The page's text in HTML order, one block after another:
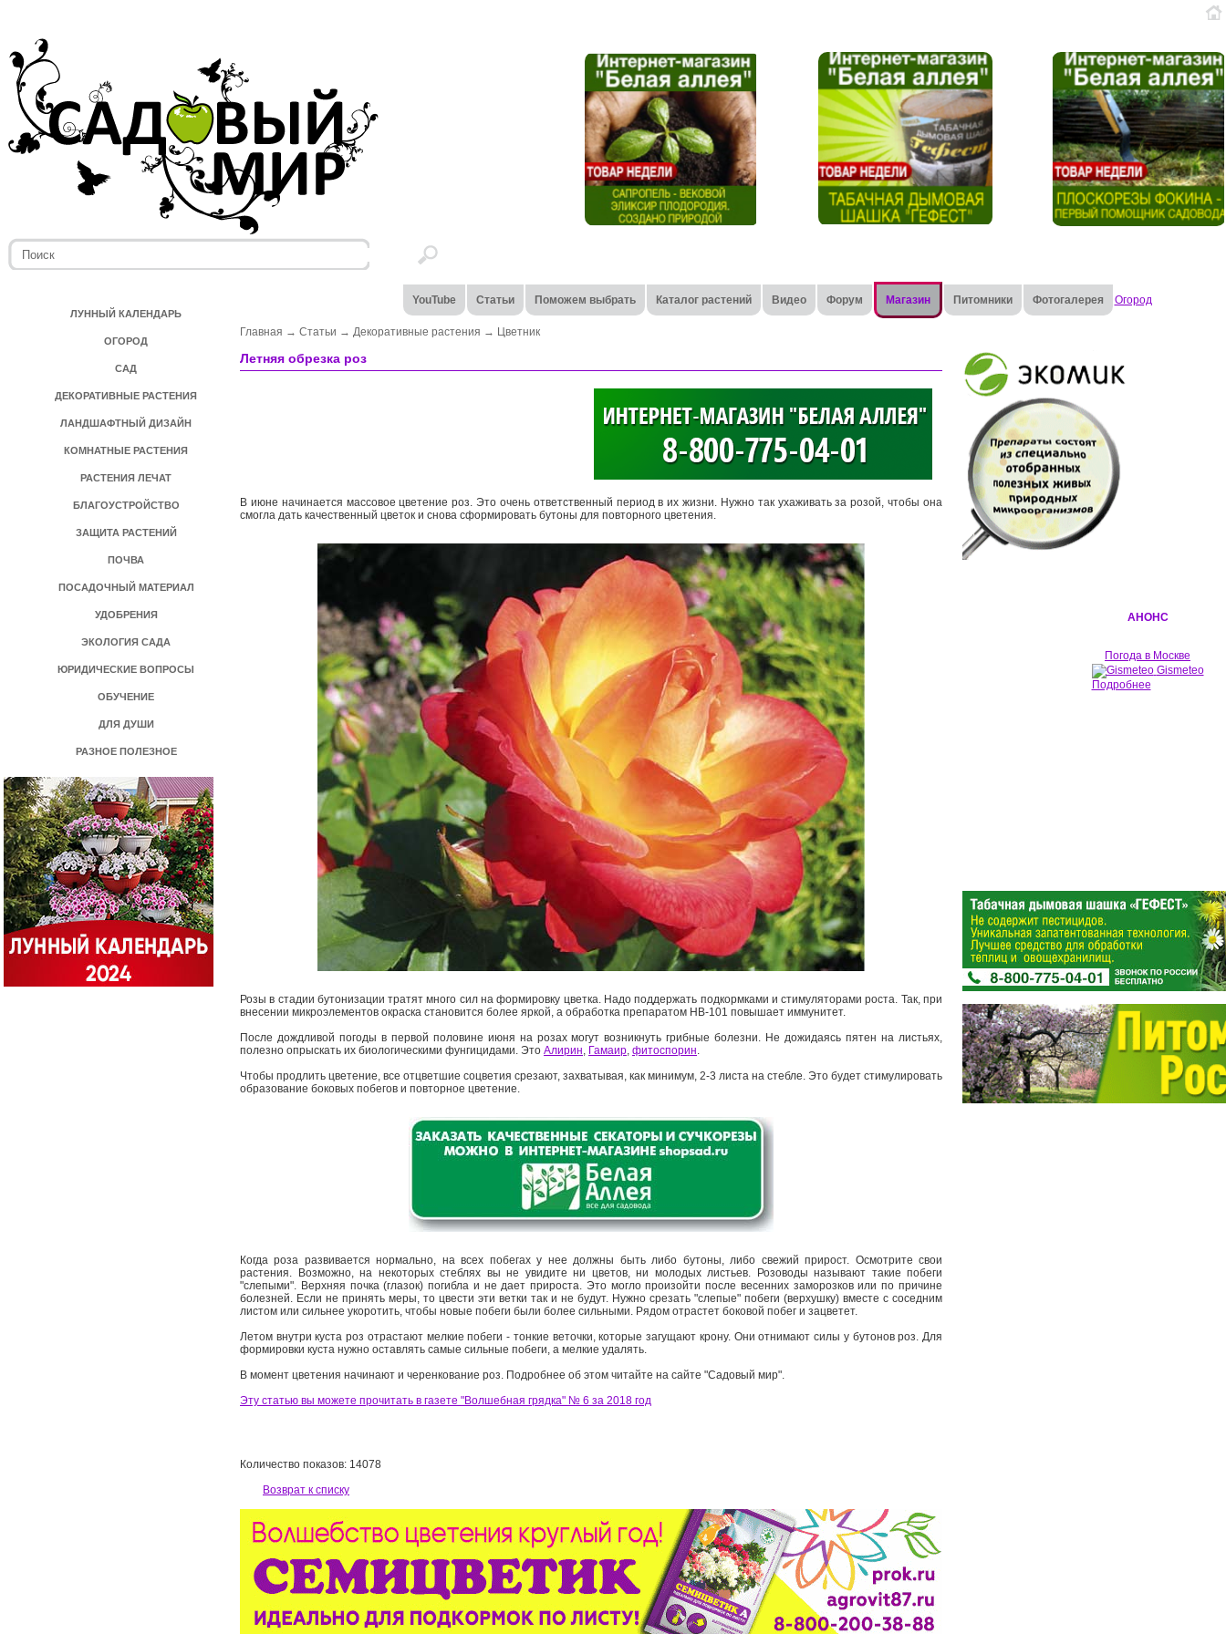
ЛУННЫЙ КАЛЕНДАРЬ
ОГОРОД
САД
ДЕКОРАТИВНЫЕ РАСТЕНИЯ
ЛАНДШАФТНЫЙ ДИЗАЙН
КОМНАТНЫЕ РАСТЕНИЯ
РАСТЕНИЯ ЛЕЧАТ
БЛАГОУСТРОЙСТВО
ЗАЩИТА РАСТЕНИЙ
ПОЧВА
ПОСАДОЧНЫЙ МАТЕРИАЛ
УДОБРЕНИЯ
ЭКОЛОГИЯ САДА
ЮРИДИЧЕСКИЕ ВОПРОСЫ
ОБУЧЕНИЕ
ДЛЯ ДУШИ
РАЗНОЕ ПОЛЕЗНОЕ
YouTube Статьи Поможем выбрать Каталог растений Видео Форум Магазин Питомники Фотогалерея Огород
Главная → Статьи → Декоративные растения → Цветник
Летняя обрезка роз
В июне начинается массовое цветение роз. Это очень ответственный период в их жизни. Нужно так ухаживать за розой, чтобы она
смогла дать качественный цветок и снова сформировать бутоны для повторного цветения.
Розы в стадии бутонизации тратят много сил на формировку цветка. Надо поддержать подкормками и стимуляторами роста. Так, при
внесении микроэлементов окраска становится более яркой, а обработка препаратом НВ-101 повышает иммунитет.
После дождливой погоды в первой половине июня на розах могут возникнуть грибные болезни. Не дожидаясь пятен на листьях,
полезно опрыскать их биологическими фунгицидами. Это Алирин, Гамаир, фитоспорин.
Чтобы продлить цветение, все отцветшие соцветия срезают, захватывая, как минимум, 2-3 листа на стебле. Это будет стимулировать
образование боковых побегов и повторное цветение.
Когда роза развивается нормально, на всех побегах у нее должны быть либо бутоны, либо свежий прирост. Осмотрите свои
растения. Возможно, на некоторых стеблях вы не увидите ни цветов, ни молодых листьев. Розоводы называют такие побеги
"слепыми". Верхняя почка (глазок) погибла и не дает прироста. Это могло произойти после весенних заморозков или по причине
болезней. Если не принять меры, то цвести эти ветки так и не будут. Нужно срезать "слепые" побеги (верхушку) вместе с соседним
листом или сильнее укоротить, чтобы новые побеги были более сильными. Рядом отрастет боковой побег и зацветет.
Летом внутри куста роз отрастают мелкие побеги - тонкие веточки, которые загущают крону. Они отнимают силы у бутонов роз. Для
формировки куста нужно оставлять самые сильные побеги, а мелкие удалять.
В момент цветения начинают и черенкование роз. Подробнее об этом читайте на сайте "Садовый мир".
Эту статью вы можете прочитать в газете "Волшебная грядка" № 6 за 2018 год
Количество показов: 14078
Возврат к списку
АНОНС
Погода в Москве
Gismeteo
Подробнее